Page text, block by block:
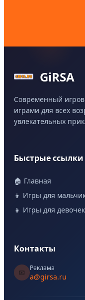
GiRSA
Современный
играми для всех
увлекательных
Быстрые ссылки
🏠 Главная
👦 Игры для
👧 Игры для девочек
Контакты
📧
Реклама
a@girsa.ru